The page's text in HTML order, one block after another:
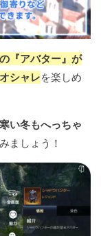
『アバター』が
シャレを楽しめ
い冬もへっちゃ
ましょう！